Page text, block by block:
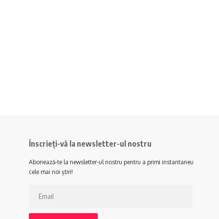
Înscrieți-vă la newsletter-ul nostru
Abonează-te la newsletter-ul nostru pentru a primi instantaneu
cele mai noi știri!